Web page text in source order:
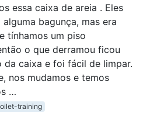
essa caixa de areia . Eles
bagunça, mas era
tínhamos um piso
o que derramou ficou
da caixa e foi fácil de limpar.
nos mudamos e temos
…
training